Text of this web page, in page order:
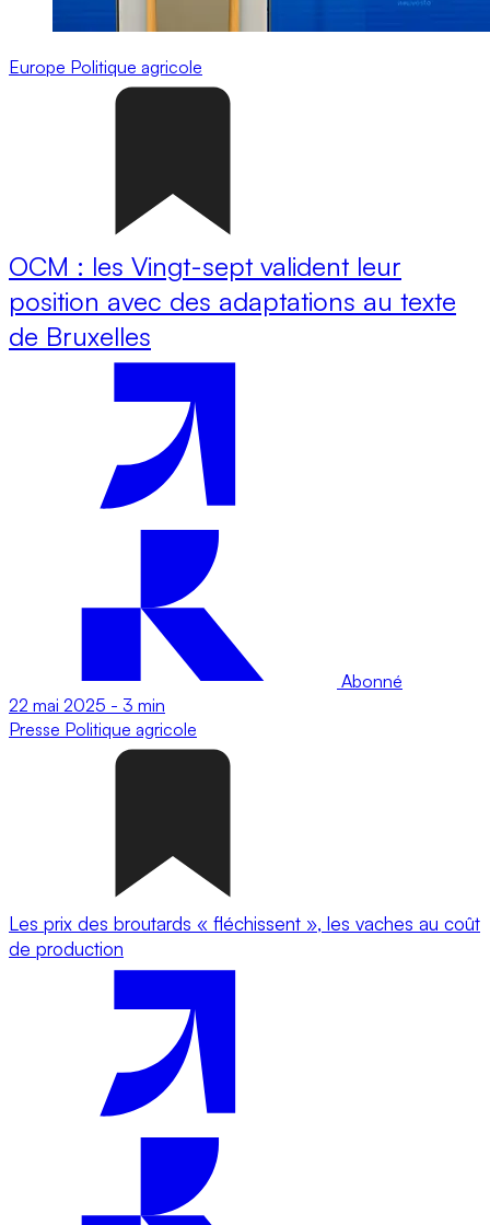
Europe Politique agricole
OCM : les Vingt-sept valident leur
position avec des adaptations au texte
de Bruxelles
Abonné
22 mai 2025 - 3 min
Presse Politique agricole
Les prix des broutards « fléchissent », les vaches au coût
de production